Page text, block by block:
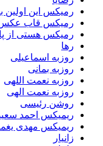
رمیکس این اولین
رمیکس قاب عکس
رمیکس هستی از
رها
روزبه اسماعیلی
روزبه بمانی
روزبه نعمت اللهی
روزبه نعمت الهی
روشن رئیسی
ریمیکس احمد
ریمیکس مهدی
زانیار